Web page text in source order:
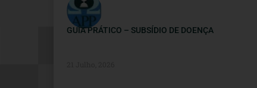
GUIA PRÁTICO – SUBSÍDIO DE DOENÇA